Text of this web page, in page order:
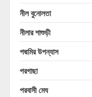
নীল বুনোলতা
নীলার শাশুড়ী
পদ্মমির উপন্যাস
পরগাছা
পরবাসী মেঘ